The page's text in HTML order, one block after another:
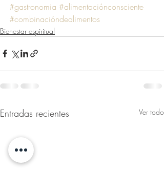
#gastronomia #alimentaciónconsciente
#combinacióndealimentos
Bienestar espiritual
Entradas recientes Ver todo